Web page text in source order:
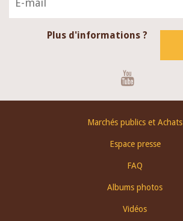
Plus d'informations ?
Marchés publics et Achats
Espace presse
FAQ
Albums photos
Vidéos